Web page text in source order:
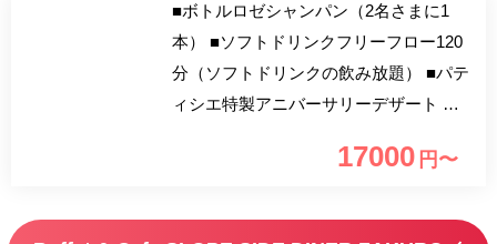
■ボトルロゼシャンパン（2名さまに1
本） ■ソフトドリンクフリーフロー120
分（ソフトドリンクの飲み放題） ■パテ
ィシエ特製アニバーサリーデザート
ッセージがございましたら、20文字以内
17000 円〜